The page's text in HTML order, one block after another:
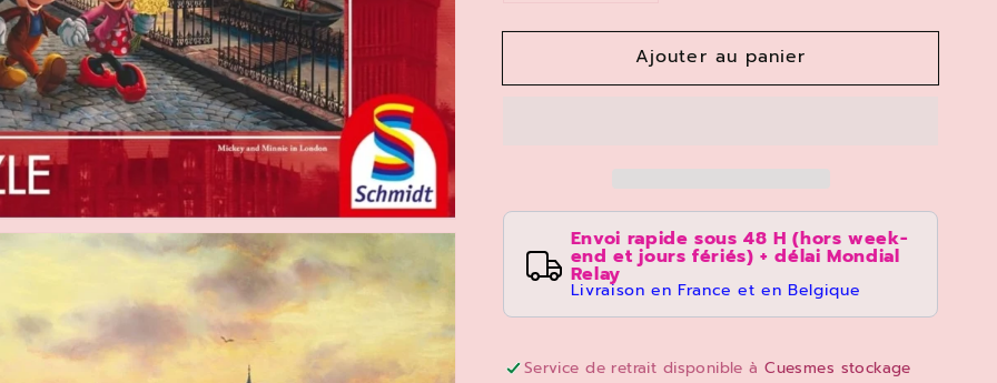
quantité
Puzzle
Mickey
Minnie
à
quantité
de
Puzzle
Mickey
et
Minnie
Ajouter au panier
Envoi rapide sous 48 H (hors week-
end et jours fériés) + délai Mondial
Relay
Livraison en France et en Belgique
Service de retrait disponible àCuesmes stockage